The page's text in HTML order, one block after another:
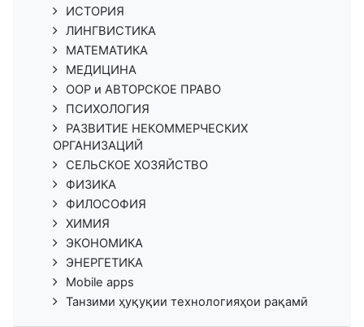
ИСТОРИЯ
ЛИНГВИСТИКА
МАТЕМАТИКА
МЕДИЦИНА
ООР и АВТОРСКОЕ ПРАВО
ПСИХОЛОГИЯ
РАЗВИТИЕ НЕКОММЕРЧЕСКИХ
ОРГАНИЗАЦИЙ
СЕЛЬСКОЕ ХОЗЯЙСТВО
ФИЗИКА
ФИЛОСОФИЯ
ХИМИЯ
ЭКОНОМИКА
ЭНЕРГЕТИКА
Mobile apps
Танзими ҳуқуқии технологияҳои рақамӣ